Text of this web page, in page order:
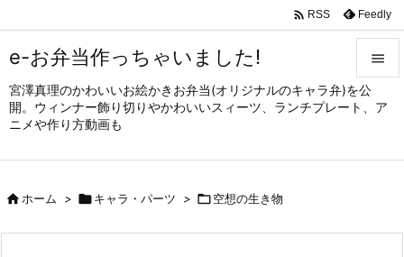
e-お弁当作っちゃいました!
宮澤真理のかわいいお絵かきお弁当(オリジナルのキャラ弁)を公
開。ウィンナー飾り切りやかわいいスィーツ、ランチプレート、ア
ニメや作り方動画も


メニュ
サイド

 RSS Feedly
ホーム > キャラ・パーツ > 空想の生き物